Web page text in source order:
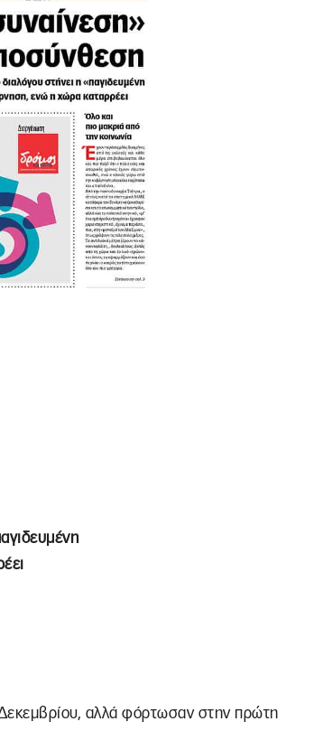
αλλά φόρτωσαν στην πρώτη